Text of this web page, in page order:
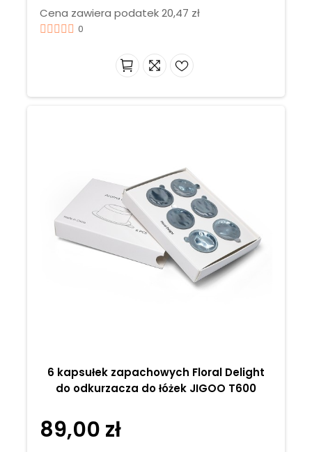
Cena zawiera podatek 20,47 zł
0
6 kapsułek zapachowych Floral Delight
do odkurzacza do łóżek JIGOO T600
89,00 zł